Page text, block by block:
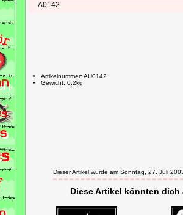
A0142
Artikelnummer: AU0142
Gewicht: 0.2kg
Dieser Artikel wurde am Sonntag, 27. Juli
Diese Artikel könnten